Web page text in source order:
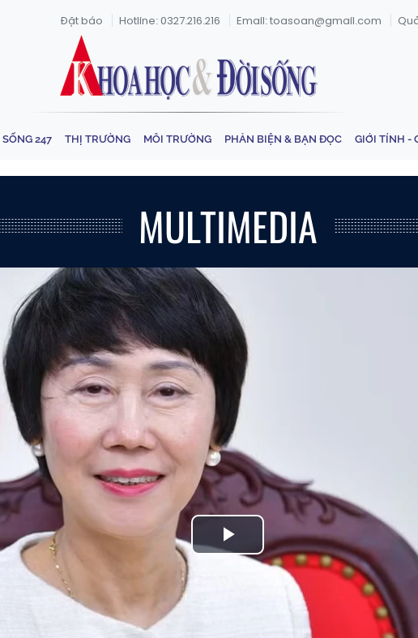
Đặt báo Hotline: 0327.216.216 Email: toasoan@gmail.com
247 THỊ TRƯỜNG MÔI TRƯỜNG PHẢN BIỆN & BẠN ĐỌC GIỚI TÍNH -
MULTIMEDIA
Play